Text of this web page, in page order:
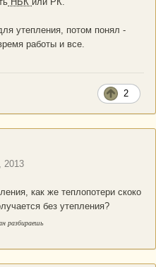
утепления, потом понял -
работы и все.
2
2013
как же теплопотери скоко
без утепления?
разбираешь